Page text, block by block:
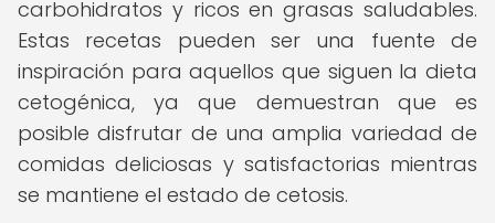
carbohidratos y ricos en grasas saludables.
Estas recetas pueden ser una fuente de
inspiración para aquellos que siguen la dieta
cetogénica, ya que demuestran que es
posible disfrutar de una amplia variedad de
comidas deliciosas y satisfactorias mientras
se mantiene el estado de cetosis.